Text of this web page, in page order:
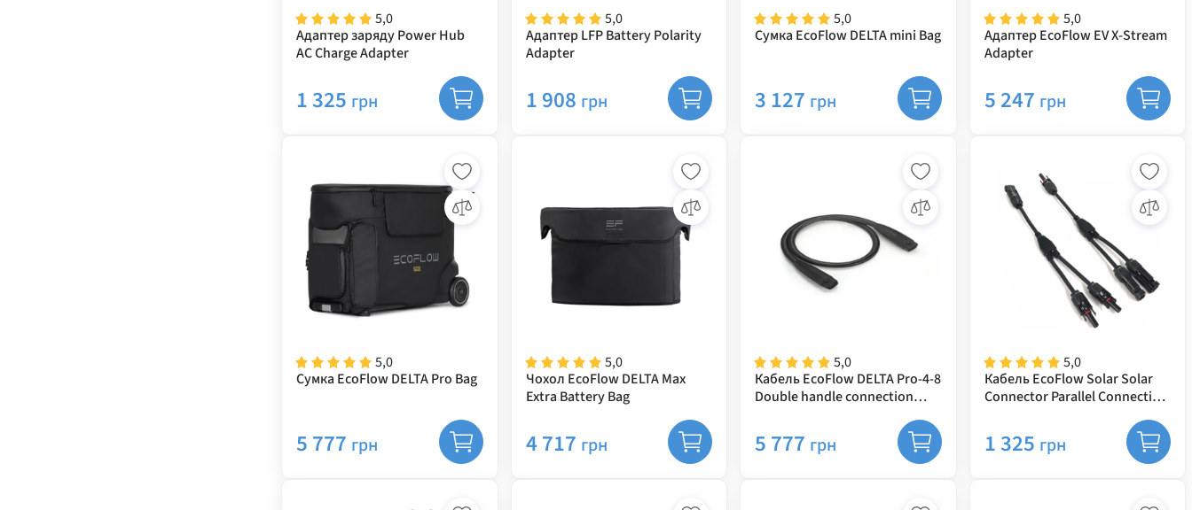
5,0
Адаптер заряду Power Hub
AC Charge Adapter
1 325 грн
5,0
Адаптер LFP Battery Polarity
Adapter
1 908 грн
5,0
Сумка EcoFlow DELTA mini Bag
3 127 грн
5,0
Адаптер EcoFlow EV X-Stream
Adapter
5 247 грн
5,0
Сумка EcoFlow DELTA Pro Bag
5 777 грн
5,0
Чохол EcoFlow DELTA Max
Extra Battery Bag
4 717 грн
5,0
Кабель EcoFlow DELTA Pro-4-8
Double handle connection
5 777 грн
5,0
Кабель EcoFlow Solar Solar
Connector Parallel Connection
1 325 грн